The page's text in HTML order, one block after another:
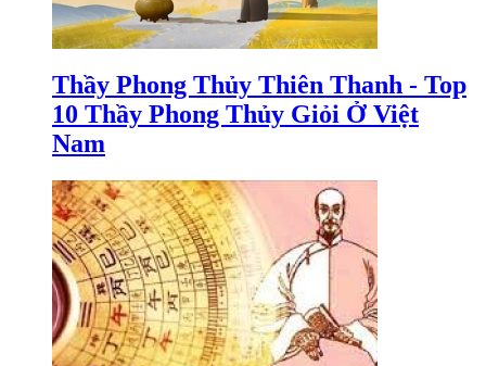
Thầy Phong Thủy Thiên Thanh - Top
10 Thầy Phong Thủy Giỏi Ở Việt
Nam